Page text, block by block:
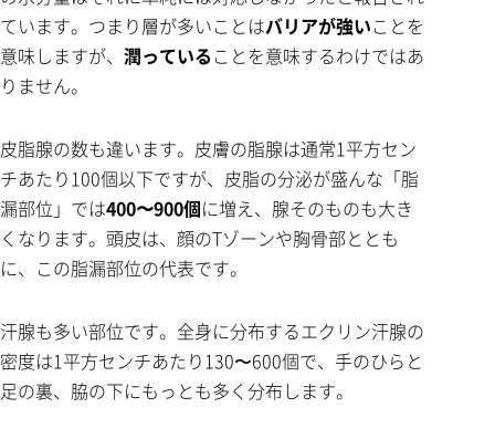
ています。つまり層が多いことはバリアが強いことを
意味しますが、 潤っている ことを意味するわけではあ
りません。
皮脂腺の数も違います。皮膚の脂腺は通常1平方セン
チあたり100個以下ですが、皮脂の分泌が盛んな「脂
漏部位」では400〜900個に増え、腺そのものも大き
くなります。頭皮は、顔のTゾーンや胸骨部ととも
に、この脂漏部位の代表です。
汗腺も多い部位です。全身に分布するエクリン汗腺の
密度は1平方センチあたり130〜600個で、手のひらと
足の裏、脇の下にもっとも多く分布します。